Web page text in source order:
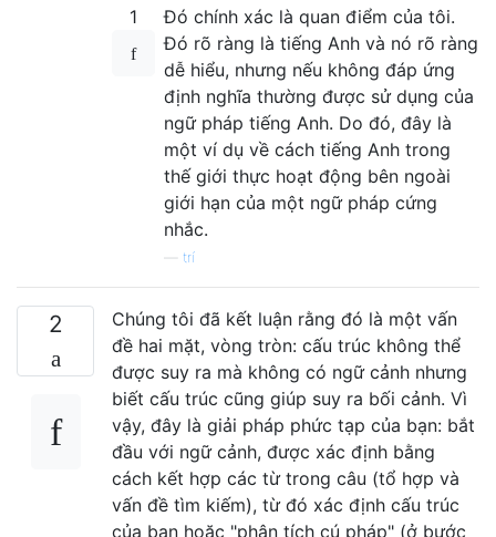
1
Đó chính xác là quan điểm của tôi.
Đó rõ ràng là tiếng Anh và nó rõ ràng
dễ hiểu, nhưng nếu không đáp ứng
định nghĩa thường được sử dụng của
ngữ pháp tiếng Anh. Do đó, đây là
một ví dụ về cách tiếng Anh trong
thế giới thực hoạt động bên ngoài
giới hạn của một ngữ pháp cứng
nhắc.
trí
2
Chúng tôi đã kết luận rằng đó là một vấn
đề hai mặt, vòng tròn: cấu trúc không thể
được suy ra mà không có ngữ cảnh nhưng
biết cấu trúc cũng giúp suy ra bối cảnh. Vì
vậy, đây là giải pháp phức tạp của bạn: bắt
đầu với ngữ cảnh, được xác định bằng
cách kết hợp các từ trong câu (tổ hợp và
vấn đề tìm kiếm), từ đó xác định cấu trúc
của bạn hoặc "phân tích cú pháp" (ở bước